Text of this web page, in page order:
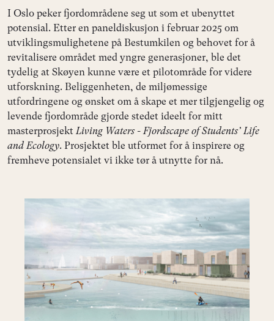
I Oslo peker fjordområdene seg ut som et ubenyttet
potensial. Etter en paneldiskusjon i februar 2025 om
utviklingsmulighetene på Bestumkilen og behovet for å
revitalisere området med yngre generasjoner, ble det
tydelig at Skøyen kunne være et pilotområde for videre
utforskning. Beliggenheten, de miljømessige
utfordringene og ønsket om å skape et mer tilgjengelig og
levende fjordområde gjorde stedet ideelt for mitt
masterprosjekt Living Waters - Fjordscape of Students’ Life
and Ecology. Prosjektet ble utformet for å inspirere og
fremheve potensialet vi ikke tør å utnytte for nå.